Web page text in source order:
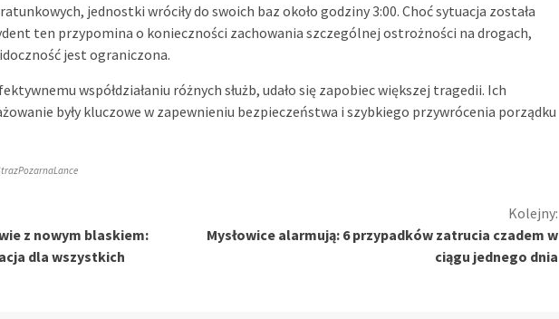
jednostki wróciły do swoich baz około godziny 3:00. Choć sytuacja została
ten przypomina o konieczności zachowania szczególnej ostrożności na drogach,
jest ograniczona.
współdziałaniu różnych służb, udało się zapobiec większej tragedii. Ich
były kluczowe w zapewnieniu bezpieczeństwa i szybkiego przywrócenia porządku
z nowym blaskiem:
dla wszystkich
Kolejny:
Mysłowice alarmują: 6 przypadków zatrucia czadem w
ciągu jednego dnia